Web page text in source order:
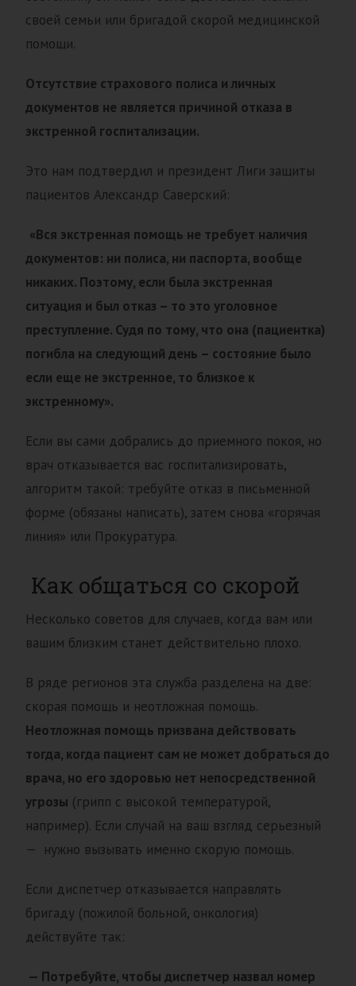
своей семьи или бригадой скорой медицинской
помощи.
Отсутствие страхового полиса и личных
документов не является причиной отказа в
экстренной госпитализации.
Это нам подтвердил и президент Лиги защиты
пациентов Александр Саверский:
«Вся экстренная помощь не требует наличия
документов: ни полиса, ни паспорта, вообще
никаких. Поэтому, если была экстренная
ситуация и был отказ – то это уголовное
преступление. Судя по тому, что она (пациентка)
погибла на следующий день – состояние было
если еще не экстренное, то близкое к
экстренному».
Если вы сами добрались до приемного покоя, но
врач отказывается вас госпитализировать,
алгоритм такой: требуйте отказ в письменной
форме (обязаны написать), затем снова «горячая
линия» или Прокуратура.
Как общаться со скорой
Несколько советов для случаев, когда вам или
вашим близким станет действительно плохо.
В ряде регионов эта служба разделена на две:
скорая помощь и неотложная помощь.
Неотложная помощь призвана действовать
тогда, когда пациент сам не может добраться до
врача, но его здоровью нет непосредственной
угрозы (грипп с высокой температурой,
например). Если случай на ваш взгляд серьезный
— нужно вызывать именно скорую помощь.
Если диспетчер отказывается направлять
бригаду (пожилой больной, онкология)
действуйте так:
— Потребуйте, чтобы диспетчер назвал номер